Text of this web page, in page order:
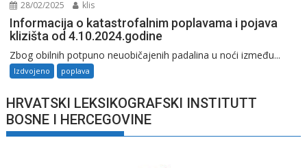
28/02/2025 klis
Informacija o katastrofalnim poplavama i pojava
klizišta od 4.10.2024.godine
Zbog obilnih potpuno neuobičajenih padalina u noći između...
Izdvojeno poplava
HRVATSKI LEKSIKOGRAFSKI INSTITUTT
BOSNE I HERCEGOVINE